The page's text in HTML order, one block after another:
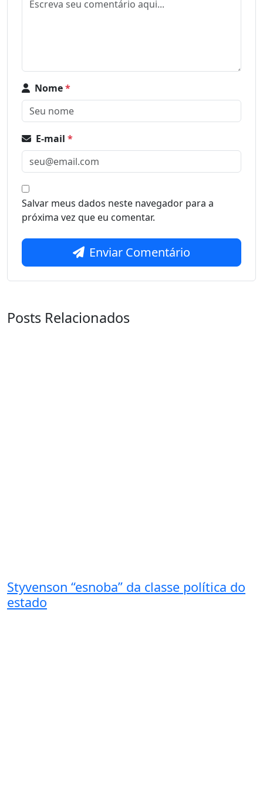
Nome*
E-mail *
Salvar meus dados neste navegador para a
próxima vez que eu comentar.
Enviar Comentário
Posts Relacionados
Styvenson “esnoba” da classe política do
estado